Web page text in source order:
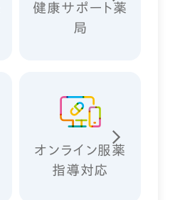
健康サポート薬
局
オンライン服薬
指導対応